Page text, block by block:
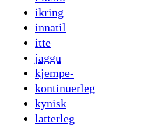
ikring
innatil
itte
jaggu
kjempe-
kontinuerleg
kynisk
latterleg